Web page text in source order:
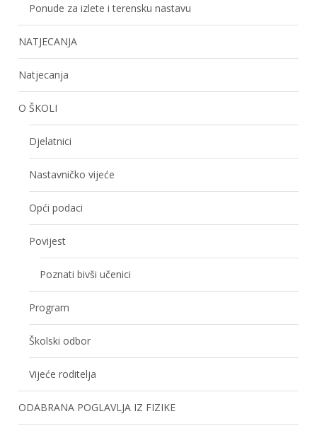
Ponude za izlete i terensku nastavu
NATJECANJA
Natjecanja
O ŠKOLI
Djelatnici
Nastavničko vijeće
Opći podaci
Povijest
Poznati bivši učenici
Program
Školski odbor
Vijeće roditelja
ODABRANA POGLAVLJA IZ FIZIKE